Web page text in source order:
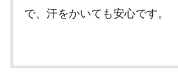
で、汗をかいても安心です。